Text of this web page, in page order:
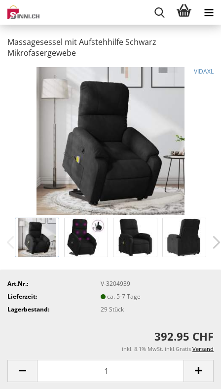
Massagesessel mit Aufstehhilfe Schwarz
Mikrofasergewebe
VIDAXL
Art.Nr.:
V-3204939
Lieferzeit:
ca. 5-7 Tage
Lagerbestand:
29Stück
392.95 CHF
inkl. 8.1% MwSt. inkl.Gratis Versand